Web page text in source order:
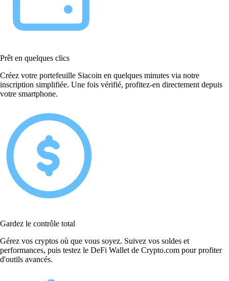
Prêt en quelques clics
Créez votre portefeuille Siacoin en quelques minutes via notre
inscription simplifiée. Une fois vérifié, profitez-en directement depuis
votre smartphone.
Gardez le contrôle total
Gérez vos cryptos où que vous soyez. Suivez vos soldes et
performances, puis testez le DeFi Wallet de Crypto.com pour profiter
d'outils avancés.